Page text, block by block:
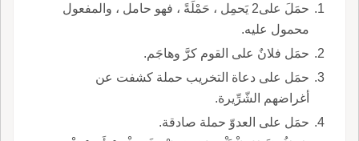
حمَلَ على2 يَحمِل ، حَمْلَةً ، فهو حامل ، والمفعول
محمول عليه.
حمَل فلانٌ على القوم كرَّ وهاجَم.
حمَل على دعاة التخريب حملة كشفت عن
أغراضهم الشّرِّيرة.
حمَل على العدوّ حملة صادقة.